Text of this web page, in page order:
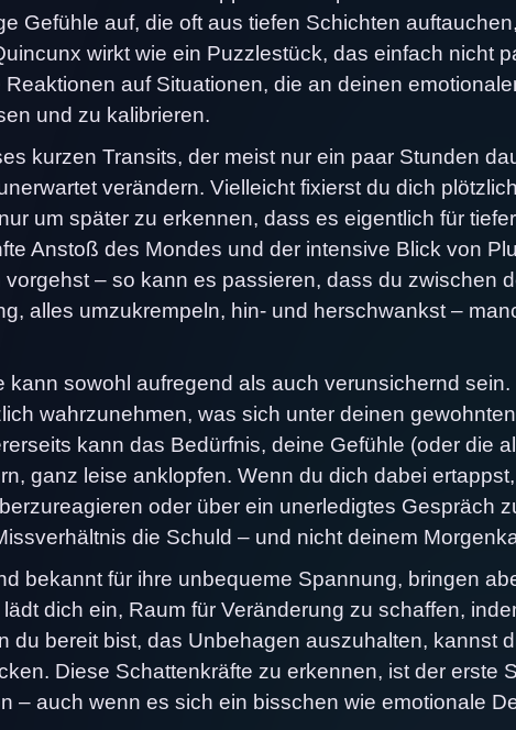
Gefühle auf, die oft aus tiefen Schichten
wirkt wie ein Puzzlestück, das einfach nicht
Reaktionen auf Situationen, die an deinen
und zu kalibrieren.
kurzen Transits, der meist nur ein paar Stunden
verändern. Vielleicht fixierst du dich
um später zu erkennen, dass es eigentlich für
Anstoß des Mondes und der intensive Blick von
– so kann es passieren, dass du zwischen
alles umzukrempeln, hin- und herschwankst –
kann sowohl aufregend als auch verunsichernd
wahrzunehmen, was sich unter deinen
kann das Bedürfnis, deine Gefühle (oder die
ganz leise anklopfen. Wenn du dich dabei
oder über ein unerledigtes Gespräch
die Schuld – und nicht deinem
bekannt für ihre unbequeme Spannung, bringen
dich ein, Raum für Veränderung zu schaffen,
du bereit bist, das Unbehagen auszuhalten, kannst
Diese Schattenkräfte zu erkennen, ist der erste
– auch wenn es sich ein bisschen wie emotionale